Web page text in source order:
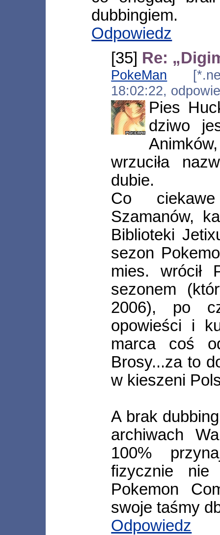
dubbingiem.
Odpowiedz
[35] Re:
PokeMan
18:02:22,
Pies
dziwo
wrzuciła
dubie.
Co
Szamanów,
Biblioteki
sezon
mies. wrócił
sezonem
2006), po
opowieści i
marca coś
Brosy...za to
w kieszeni
A brak
archiwach
100%
fizycznie
Pokemon
swoje taśmy
Odpowiedz